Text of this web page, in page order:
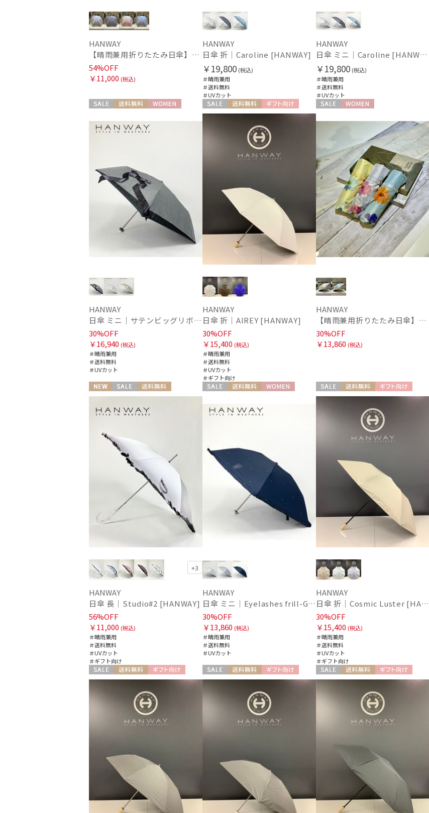
HANWAY
【晴雨兼用折りたたみ日傘】ハンウェイ (HANWAY) Socal Gir（ソーカル・ガール） 暑さ対策、紫外線対策、親骨：～50cm 雨の日OK 遮光 UV 晴雨兼用
54%OFF
￥11,000 (税込)
HANWAY
日傘 折｜Caroline [HANWAY]
￥19,800 (税込)
＃晴雨兼用
＃送料無料
＃UVカット
HANWAY
日傘 ミニ｜Caroline [HANWAY]
￥19,800 (税込)
＃晴雨兼用
＃送料無料
＃UVカット
HANWAY
日傘 ミニ｜サテンビッグリボン [HANWAY]
30%OFF
￥16,940 (税込)
＃晴雨兼用
＃送料無料
＃UVカット
セール 送料無料
ギフト向け
HANWAY
日傘 折｜AIREY [HANWAY]
30%OFF
￥15,400 (税込)
＃晴雨兼用
＃送料無料
＃UVカット
＃ギフト向け
HANWAY
【晴雨兼用折りたたみ日傘】ハンウェイ (HANWAY) Dignified -凛とした- 雨の日OK 軽量 一級遮光 遮熱 UV 晴雨兼用暑さ対策、紫外線対策、親骨：～50cm
30%OFF
￥13,860 (税込)
NEW セール 送料無料
ギフト向け
WOMEN
+3
HANWAY
日傘 長｜Studio#2 [HANWAY]
56%OFF
￥11,000 (税込)
＃晴雨兼用
＃送料無料
＃UVカット
＃ギフト向け
HANWAY
日傘 ミニ｜Eyelashes frill-Glitter [HANWAY]
30%OFF
￥13,860 (税込)
＃晴雨兼用
＃送料無料
＃UVカット
セール 送料無料
ギフト向け
HANWAY
日傘 折｜Cosmic Luster [HANWAY]
30%OFF
￥15,400 (税込)
＃晴雨兼用
＃送料無料
＃UVカット
＃ギフト向け
セール 送料無料
ギフト向け
セール 送料無料
ギフト向け
セール 送料無料
ギフト向け